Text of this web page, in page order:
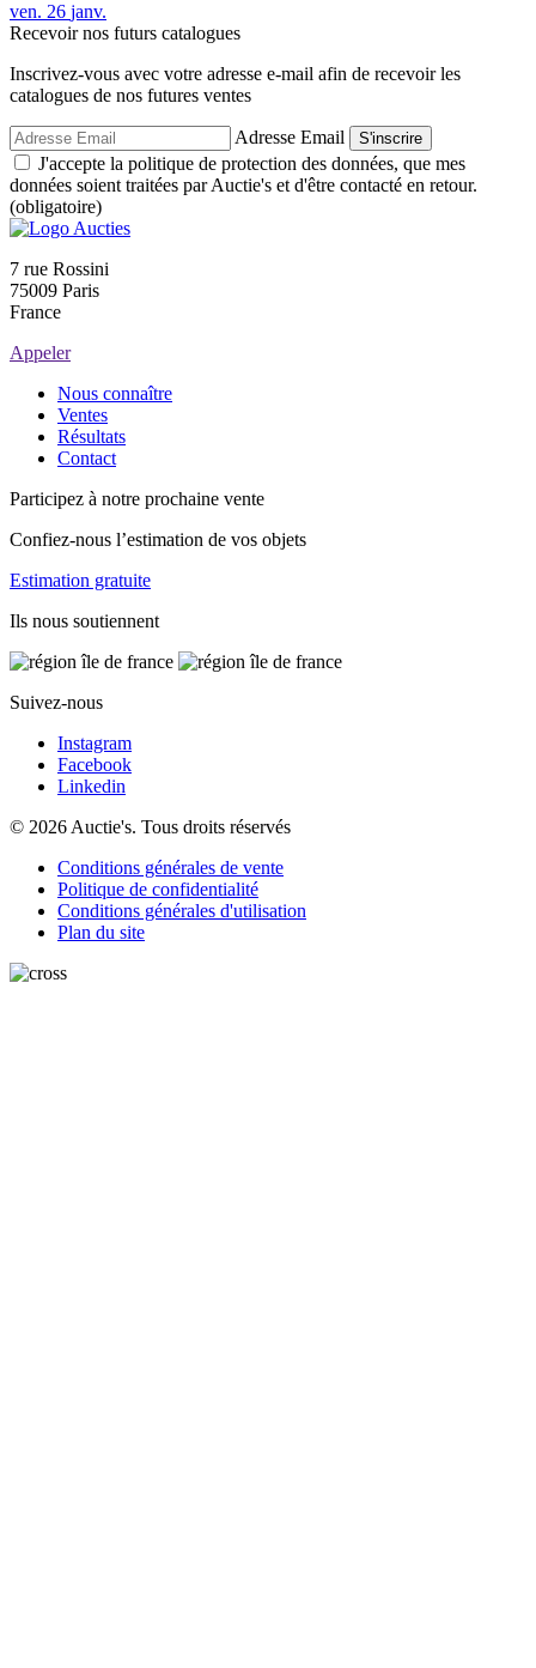
ven. 26 janv.
Recevoir nos futurs catalogues
Inscrivez-vous avec votre adresse e-mail afin de recevoir les
catalogues de nos futures ventes
Adresse Email S'inscrire
J'accepte la politique de protection des données, que mes
données soient traitées par Auctie's et d'être contacté en retour.
(obligatoire)
7 rue Rossini
75009 Paris
France
Appeler
Nous connaître
Ventes
Résultats
Contact
Participez à notre prochaine vente
Confiez-nous l’estimation de vos objets
Estimation gratuite
Ils nous soutiennent
Suivez-nous
Instagram
Facebook
Linkedin
© 2026 Auctie's. Tous droits réservés
Conditions générales de vente
Politique de confidentialité
Conditions générales d'utilisation
Plan du site